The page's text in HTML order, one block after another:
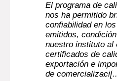
El programa de
nos ha permitido
confiabilidad en
emitidos,
nuestro instituto al
certificados de
exportación e
de